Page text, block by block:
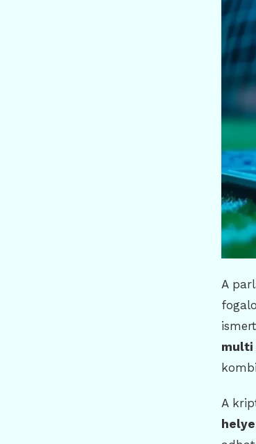
A
multi
A